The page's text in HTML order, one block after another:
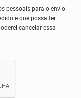
pessoais para o envio
e que possa ter
cancelar essa